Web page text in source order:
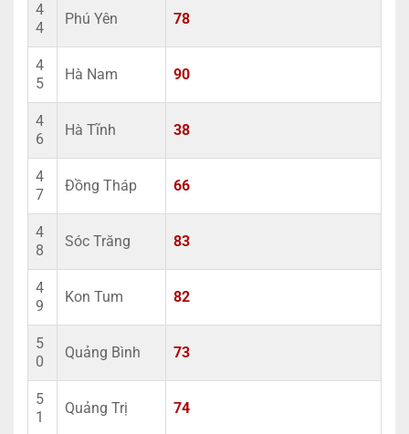
4
4
Phú Yên 78
4
5
Hà Nam 90
4
6
Hà Tĩnh 38
4
7
Đồng Tháp 66
4
8
Sóc Trăng 83
4
9
Kon Tum 82
5
0
Quảng Bình 73
5
1
Quảng Trị 74